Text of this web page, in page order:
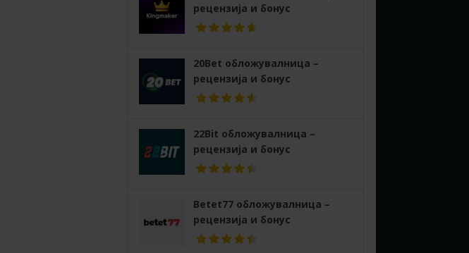
рецензија и бонус
20Bet обложувалница –
рецензија и бонус
22Bit обложувалница –
рецензија и бонус
Betet77 обложувалница –
рецензија и бонус